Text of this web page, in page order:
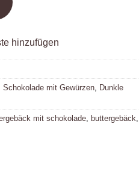
hinzufügen
Schokolade mit Gewürzen, Dunkle
mit schokolade, buttergebäck,